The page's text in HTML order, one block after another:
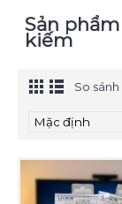
Sản
kiếm
So